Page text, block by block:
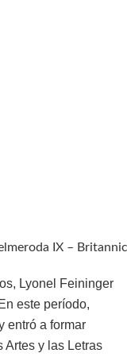
IX –
Lyonel Feininger
este período,
entró a formar
Artes y las Letras